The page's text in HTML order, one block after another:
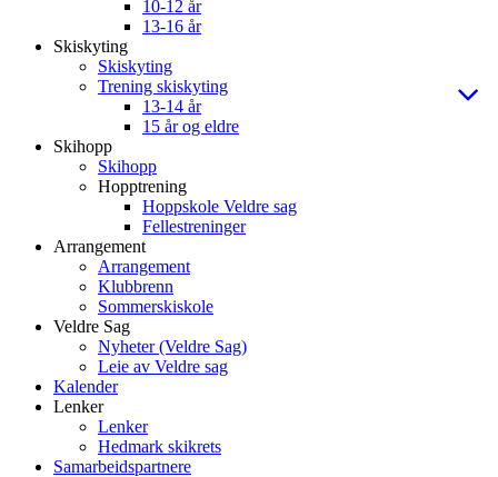
10-12 år
13-16 år
Skiskyting
Skiskyting
Trening skiskyting
13-14 år
15 år og eldre
Skihopp
Skihopp
Hopptrening
Hoppskole Veldre sag
Fellestreninger
Arrangement
Arrangement
Klubbrenn
Sommerskiskole
Veldre Sag
Nyheter (Veldre Sag)
Leie av Veldre sag
Kalender
Lenker
Lenker
Hedmark skikrets
Samarbeidspartnere